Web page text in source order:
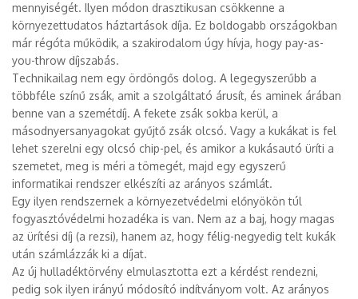
mennyiségét. Ilyen módon drasztikusan csökkenne a
környezettudatos háztartások díja. Ez boldogabb országokban
már régóta működik, a szakirodalom úgy hívja, hogy pay-as-
you-throw díjszabás.
Technikailag nem egy ördöngős dolog. A legegyszerűbb a
többféle színű zsák, amit a szolgáltató árusít, és aminek árában
benne van a szemétdíj. A fekete zsák sokba kerül, a
másodnyersanyagokat gyűjtő zsák olcsó. Vagy a kukákat is fel
lehet szerelni egy olcsó chip-pel, és amikor a kukásautó üríti a
szemetet, meg is méri a tömegét, majd egy egyszerű
informatikai rendszer elkészíti az arányos számlát.
Egy ilyen rendszernek a környezetvédelmi előnyökön túl
fogyasztóvédelmi hozadéka is van. Nem az a baj, hogy magas
az ürítési díj (a rezsi), hanem az, hogy félig-negyedig telt kukák
után számlázzák ki a díjat.
Az új hulladéktörvény elmulasztotta ezt a kérdést rendezni,
pedig sok ilyen irányú módosító indítványom volt. Az arányos